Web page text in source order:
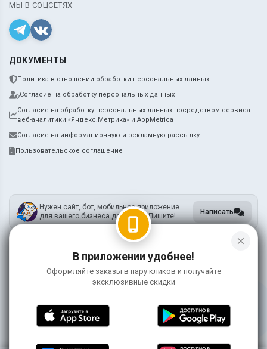
МЫ В СОЦСЕТЯХ
ДОКУМЕНТЫ
Политика в отношении обработки персональных данных
Согласие на обработку персональных данных
Согласие на обработку персональных данных посредством сервиса
веб-аналитики «Яндекс.Метрика» и AppMetrica
Согласие на информационную и рекламную рассылку
Пользовательское соглашение
Нужен сайт, бот, мобильное приложение
для вашего бизнеса доставки? Пишите!
Написать
ОГРНИП 318745600119755
2026 ЯмиДзиро
0
close
phone_iphone
В приложении удобнее!
Оформляйте заказы в пару кликов и получайте
эксклюзивные скидки